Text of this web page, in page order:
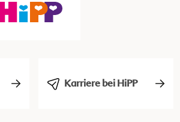
Karriere bei HiPP